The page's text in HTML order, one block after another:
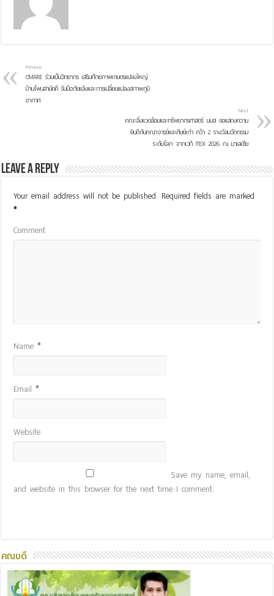
Previous
CMARE ร่วมเป็นวิทยากร เสริมศักยภาพเกษตรแปลงใหญ่
บ้านโพนสามัคคี รับมือภัยแล้งและการเปลี่ยนแปลงสภาพภูมิ
อากาศ
Next
คณะสิ่งแวดล้อมและทรัพยากรศาสตร์ มมส ขอแสดงความ
ยินดีกับคณาจารย์และศิษย์เก่า คว้า 2 รางวัลนวัตกรรม
ระดับโลก จากเวที ITEX 2026 ณ มาเลเซีย
Leave a Reply
Your email address will not be published. Required fields are marked
*
Comment
Name*
Email*
Website
Save my name, email,
and website in this browser for the next time I comment.
คณบดี